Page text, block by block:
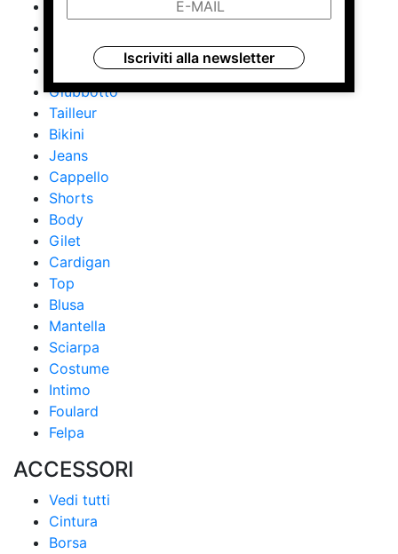
Cappotto
Giubbotto
Tailleur
Bikini
Jeans
Cappello
Shorts
Body
Gilet
Cardigan
Top
Blusa
Mantella
Sciarpa
Costume
Intimo
Foulard
Felpa
ACCESSORI
Vedi tutti
Cintura
Borsa
Iscriviti alla newsletter